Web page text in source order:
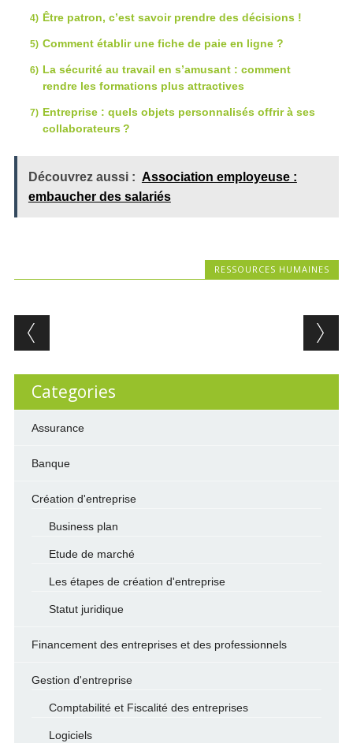
Être patron, c’est savoir prendre des décisions !
Comment établir une fiche de paie en ligne ?
La sécurité au travail en s’amusant : comment
rendre les formations plus attractives
Entreprise : quels objets personnalisés offrir à ses
collaborateurs ?
Découvrez aussi : Association employeuse :
embaucher des salariés
RESSOURCES HUMAINES
Post navigation
Categories
Assurance
Banque
Création d'entreprise
Business plan
Etude de marché
Les étapes de création d'entreprise
Statut juridique
Financement des entreprises et des professionnels
Gestion d'entreprise
Comptabilité et Fiscalité des entreprises
Logiciels